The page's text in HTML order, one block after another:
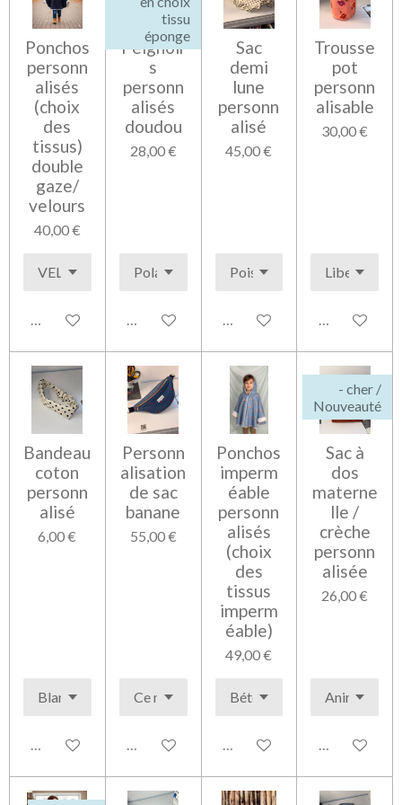
Ponchos
personn
alisés
(choix
des
tissus)
double
gaze/
velours
40,00 €
Voir les détails
tissu
éponge
Peignoir
s
personn
alisés
doudou
28,00 €
Voir les détails
Sac
demi
lune
personn
alisé
45,00 €
Voir les détails
Trousse
pot
personn
alisable
30,00 €
Voir les
Bandeau
coton
personn
alisé
6,00 €
Voir les détails
Personn
alisation
de sac
banane
55,00 €
Voir les détails
Ponchos
imperm
éable
personn
alisés
(choix
des
tissus
imperm
éable)
49,00 €
Voir les détails
- cher /
Nouveauté
Sac à
dos
materne
lle /
crèche
personn
alisée
26,00 €
Voir les